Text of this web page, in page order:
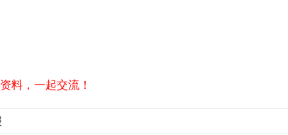
料，一起交流！